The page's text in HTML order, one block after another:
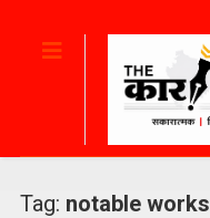
Tag: notable works